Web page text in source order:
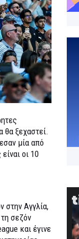
θα ξεχαστεί.
μία από
οι 10
στην Αγγλία,
σεζόν
και έγινε